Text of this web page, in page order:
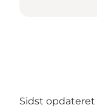
Sidst opdateret